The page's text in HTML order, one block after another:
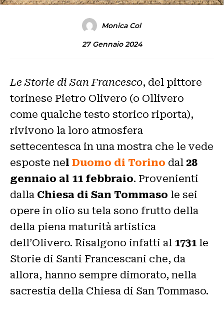
Monica Col
27 Gennaio 2024
Le Storie di San Francesco, del pittore
torinese Pietro Olivero (o Ollivero
come qualche testo storico riporta),
rivivono la loro atmosfera
settecentesca in una mostra che le vede
esposte nel Duomo di Torino dal 28
gennaio al 11 febbraio. Provenienti
dalla Chiesa di San Tommaso le sei
opere in olio su tela sono frutto della
della piena maturità artistica
dell’Olivero. Risalgono infatti al 1731 le
Storie di Santi Francescani che, da
allora, hanno sempre dimorato, nella
sacrestia della Chiesa di San Tommaso.